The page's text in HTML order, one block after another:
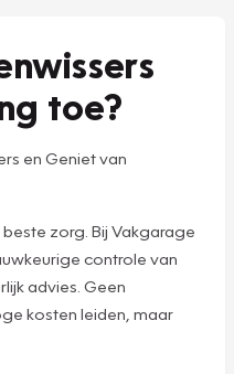
toe?
en Geniet van
zorg. Bij Vakgarage
controle van
advies. Geen
kosten leiden, maar